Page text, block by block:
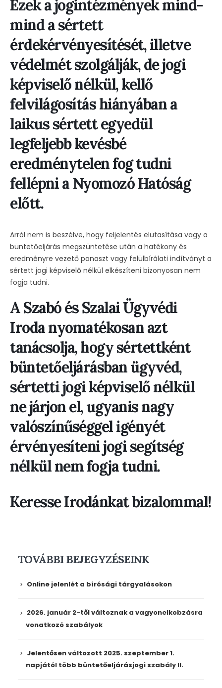
Ezek a jogintézmények mind-
mind a sértett
érdekérvényesítését, illetve
védelmét szolgálják, de jogi
képviselő nélkül, kellő
felvilágosítás hiányában a
laikus sértett egyedül
legfeljebb kevésbé
eredménytelen fog tudni
fellépni a Nyomozó Hatóság
előtt.
Arról nem is beszélve, hogy feljelentés elutasítása vagy a
büntetőeljárás megszüntetése után a hatékony és
eredményre vezető panaszt vagy felülbírálati indítványt a
sértett jogi képviselő nélkül elkészíteni bizonyosan nem
fogja tudni.
A Szabó és Szalai Ügyvédi
Iroda nyomatékosan azt
tanácsolja, hogy sértettként
büntetőeljárásban ügyvéd,
sértetti jogi képviselő nélkül
ne járjon el, ugyanis nagy
valószínűséggel igényét
érvényesíteni jogi segítség
nélkül nem fogja tudni.
Keresse Irodánkat bizalommal!
TOVÁBBI BEJEGYZÉSEINK
Online jelenlét a bírósági tárgyalásokon
2026. január 2-től változnak a vagyonelkobzásra
vonatkozó szabályok
Jelentősen változott 2025. szeptember 1.
napjától több büntetőeljárásjogi szabály II.